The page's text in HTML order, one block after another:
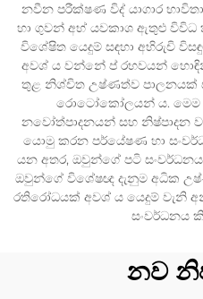
නවීන පරීක්ෂණ විද් යාගාර
හා ගුවන් අභ් යවකාශ ඇතුළු
විශේෂිත යෙදුම් සඳහා අභිරුචි
අවශ් ය වන්නේ ප් රභවයන්
තුළ නිශ්චිත උෂ්ණත්ව පාලනයක්
රොටෝකෝලයන් ය. මෙම
නවෝත්පාදනයන් සහ නිෂ්පාදන
යොමු කරන පර්යේෂණ හා
යන අතර, ඔවුන්ගේ පටි
ඔවුන්ගේ විශේෂඥ දැනුම අධික
රතිරෝධයක් අවශ් ය යෙදුම් වැනි
සංවර්ධනය
නව